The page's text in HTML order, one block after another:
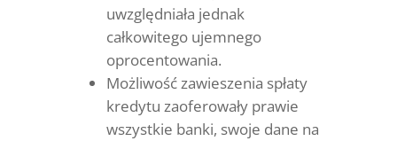
uwzględniała jednak
całkowitego ujemnego
oprocentowania.
Możliwość zawieszenia spłaty
kredytu zaoferowały prawie
wszystkie banki, swoje dane na